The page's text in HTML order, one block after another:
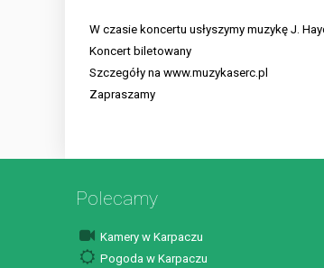
W czasie koncertu usłyszymy muzykę J.
Koncert biletowany
Szczegóły na www.muzykaserc.pl
Zapraszamy
Polecamy
Kamery w Karpaczu
Pogoda w Karpaczu